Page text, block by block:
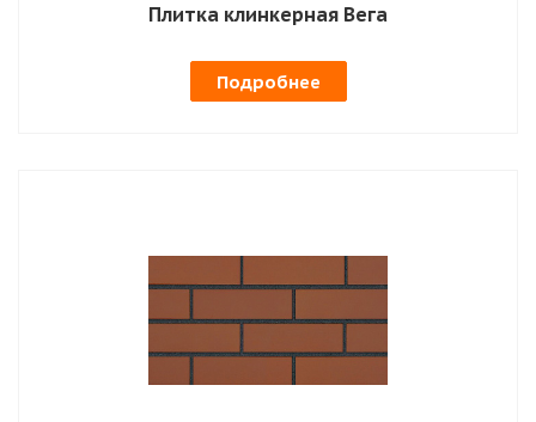
Плитка клинкерная Вега
Подробнее